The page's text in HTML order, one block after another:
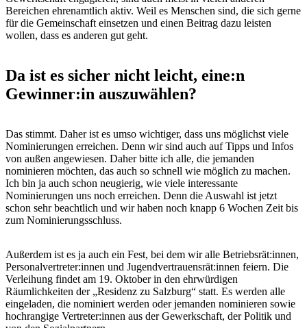
Bereichen ehrenamtlich aktiv. Weil es Menschen sind, die sich gerne
für die Gemeinschaft einsetzen und einen Beitrag dazu leisten
wollen, dass es anderen gut geht.
Da ist es sicher nicht leicht, eine:n
Gewinner:in auszuwählen?
Das stimmt. Daher ist es umso wichtiger, dass uns möglichst viele
Nominierungen erreichen. Denn wir sind auch auf Tipps und Infos
von außen angewiesen. Daher bitte ich alle, die jemanden
nominieren möchten, das auch so schnell wie möglich zu machen.
Ich bin ja auch schon neugierig, wie viele interessante
Nominierungen uns noch erreichen. Denn die Auswahl ist jetzt
schon sehr beachtlich und wir haben noch knapp 6 Wochen Zeit bis
zum Nominierungsschluss.
Außerdem ist es ja auch ein Fest, bei dem wir alle Betriebsrät:innen,
Personalvertreter:innen und Jugendvertrauensrät:innen feiern. Die
Verleihung findet am 19. Oktober in den ehrwürdigen
Räumlichkeiten der „Residenz zu Salzburg“ statt. Es werden alle
eingeladen, die nominiert werden oder jemanden nominieren sowie
hochrangige Vertreter:innen aus der Gewerkschaft, der Politik und